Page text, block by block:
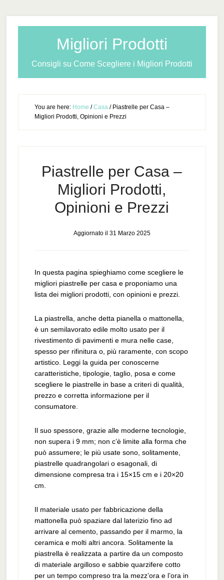
Migliori Prodotti
Consigli su Come Scegliere i Migliori Prodotti
You are here: Home / Casa /Piastrelle per Casa –
Migliori Prodotti, Opinioni e Prezzi
Piastrelle per Casa –
Migliori Prodotti,
Opinioni e Prezzi
Aggiornato il 31 Marzo 2025
In questa pagina spieghiamo come scegliere le
migliori piastrelle per casa e proponiamo una
lista dei migliori prodotti, con opinioni e prezzi.
La piastrella, anche detta pianella o mattonella,
è un semilavorato edile molto usato per il
rivestimento di pavimenti e mura nelle case,
spesso per rifinitura o, più raramente, con scopo
artistico. Leggi la guida per conoscerne
caratteristiche, tipologie, taglio, posa e come
scegliere le piastrelle in base a criteri di qualità,
prezzo e corretta informazione per il
consumatore.
Il suo spessore, grazie alle moderne tecnologie,
non supera i 9 mm; non c’è limite alla forma che
può assumere; le più usate sono, solitamente,
piastrelle quadrangolari o esagonali, di
dimensione compresa tra i 15×15 cm e i 20×20
cm.
Il materiale usato per fabbricazione della
mattonella può spaziare dal laterizio fino ad
arrivare al cemento, passando per il marmo, la
ceramica e molti altri ancora. Solitamente la
piastrella è realizzata a partire da un composto
di materiale argilloso e sabbie quarzifere cotto
per un tempo compreso tra la mezz’ora e l’ora in